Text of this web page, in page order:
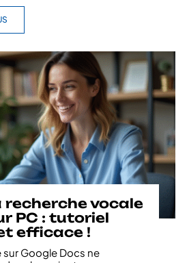
recherche vocale
PC : tutoriel
efficace !
sur Google Docs ne